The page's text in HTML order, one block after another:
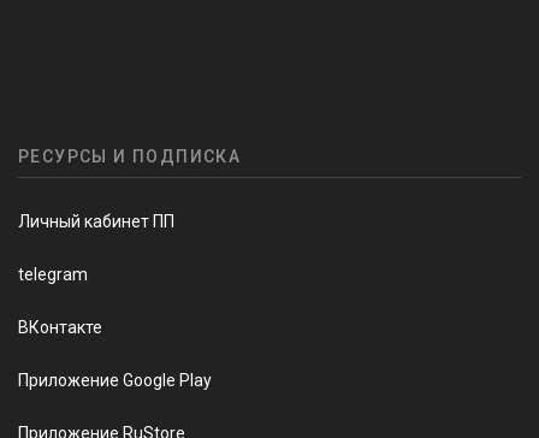
РЕСУРСЫ И ПОДПИСКА
Личный кабинет ПП
telegram
ВКонтакте
Приложение Google Play
Приложение RuStore